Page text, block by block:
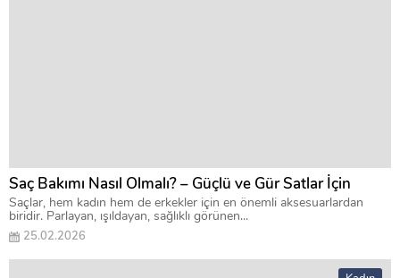
Saç Bakımı Nasıl Olmalı? – Güçlü ve Gür Satlar İçin
Saçlar, hem kadın hem de erkekler için en önemli aksesuarlardan
biridir. Parlayan, ışıldayan, sağlıklı görünen...
25.02.2026